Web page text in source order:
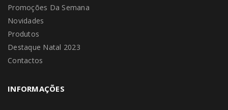
Promoções Da Semana
Novidades
Produtos
Destaque Natal 2023
Contactos
INFORMAÇÕES